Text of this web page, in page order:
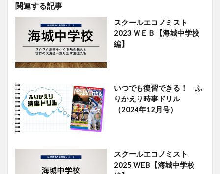
関連する記事
スクールエコノミスト
2023 ＷＥＢ【海城中学校
編】
いつでも復習できる！ ふ
りかえり時事ドリル
（2024年12月号）
スクールエコノミスト
2025 WEB【海城中学校